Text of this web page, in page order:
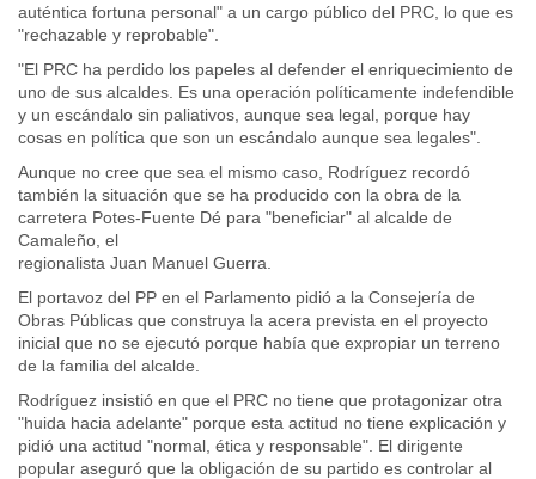
auténtica fortuna personal" a un cargo público del PRC, lo que es
"rechazable y reprobable".
"El PRC ha perdido los papeles al defender el enriquecimiento de
uno de sus alcaldes. Es una operación políticamente indefendible
y un escándalo sin paliativos, aunque sea legal, porque hay
cosas en política que son un escándalo aunque sea legales".
Aunque no cree que sea el mismo caso, Rodríguez recordó
también la situación que se ha producido con la obra de la
carretera Potes-Fuente Dé para "beneficiar" al alcalde de
Camaleño, el
regionalista Juan Manuel Guerra.
El portavoz del PP en el Parlamento pidió a la Consejería de
Obras Públicas que construya la acera prevista en el proyecto
inicial que no se ejecutó porque había que expropiar un terreno
de la familia del alcalde.
Rodríguez insistió en que el PRC no tiene que protagonizar otra
"huida hacia adelante" porque esta actitud no tiene explicación y
pidió una actitud "normal, ética y responsable". El dirigente
popular aseguró que la obligación de su partido es controlar al